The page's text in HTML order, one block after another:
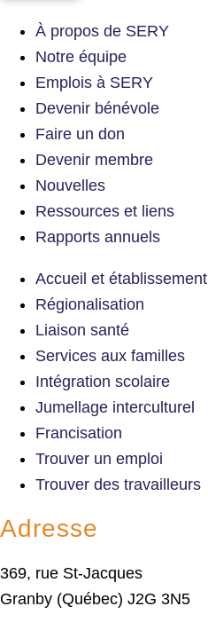
À propos de SERY
Notre équipe
Emplois à SERY
Devenir bénévole
Faire un don
Devenir membre
Nouvelles
Ressources et liens
Rapports annuels
Accueil et établissement
Régionalisation
Liaison santé
Services aux familles
Intégration scolaire
Jumellage interculturel
Francisation
Trouver un emploi
Trouver des travailleurs
Adresse
369, rue St-Jacques
Granby (Québec) J2G 3N5